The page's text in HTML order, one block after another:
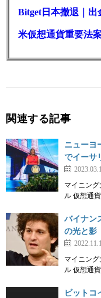
Bitget日本撤退｜出
関連する記事
ニューヨ
でイーサ
マイニン
ル 仮想通
バイナン
の光と影
マイニン
ル 仮想通
ビットコ